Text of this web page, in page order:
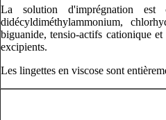
La solution d'imprégnation est
didécyldiméthylammonium,
biguanide, tensio-actifs cationique et
excipients.
Les lingettes en viscose sont